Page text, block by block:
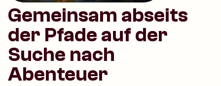
Gemeinsam abseits
der Pfade auf der
Suche nach
Abenteuer